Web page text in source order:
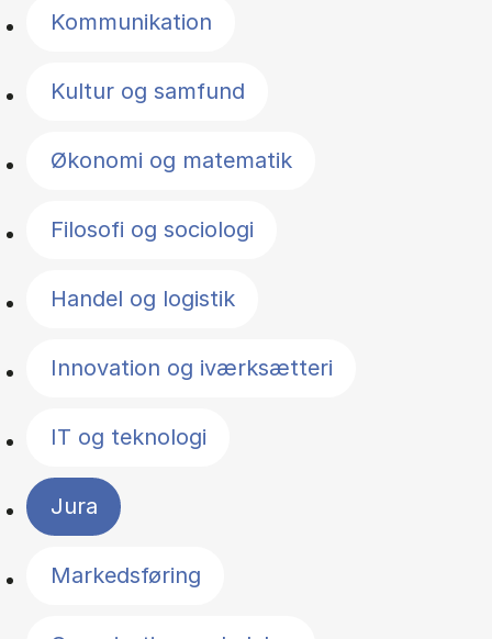
Kommunikation
Kultur og samfund
Økonomi og matematik
Filosofi og sociologi
Handel og logistik
Innovation og iværksætteri
IT og teknologi
Jura
Markedsføring